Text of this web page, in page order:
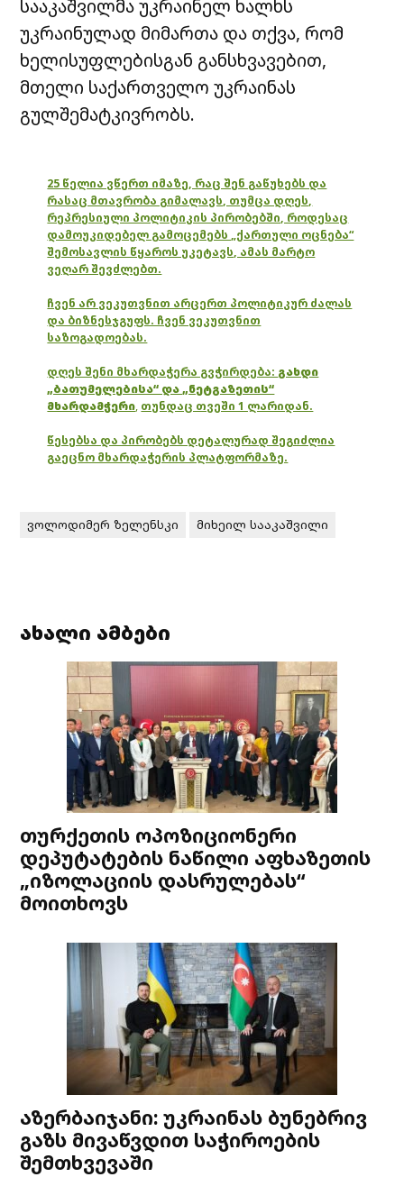
სააკაშვილმა უკრაინელ ხალხს
უკრაინულად მიმართა და თქვა, რომ
ხელისუფლებისგან განსხვავებით,
მთელი საქართველო უკრაინას
გულშემატკივრობს.
25 წელია ვწერთ იმაზე, რაც შენ გაწუხებს და
რასაც მთავრობა გიმალავს, თუმცა დღეს,
რეპრესიული პოლიტიკის პირობებში, როდესაც
დამოუკიდებელ გამოცემებს „ქართული ოცნება“
შემოსავლის წყაროს უკეტავს, ამას მარტო
ვეღარ შევძლებთ.
ჩვენ არ ვეკუთვნით არცერთ პოლიტიკურ ძალას
და ბიზნესჯგუფს. ჩვენ ვეკუთვნით
საზოგადოებას.
დღეს შენი მხარდაჭერა გვჭირდება: გახდი
„ბათუმელებისა“ და „ნეტგაზეთის“
მხარდამჭერი, თუნდაც თვეში 1 ლარიდან.
წესებსა და პირობებს დეტალურად შეგიძლია
გაეცნო მხარდაჭერის პლატფორმაზე.
ვოლოდიმერ ზელენსკი მიხეილ სააკაშვილი
ახალი ამბები
თურქეთის ოპოზიციონერი
დეპუტატების ნაწილი აფხაზეთის
„იზოლაციის დასრულებას“
მოითხოვს
აზერბაიჯანი: უკრაინას ბუნებრივ
გაზს მივაწვდით საჭიროების
შემთხვევაში